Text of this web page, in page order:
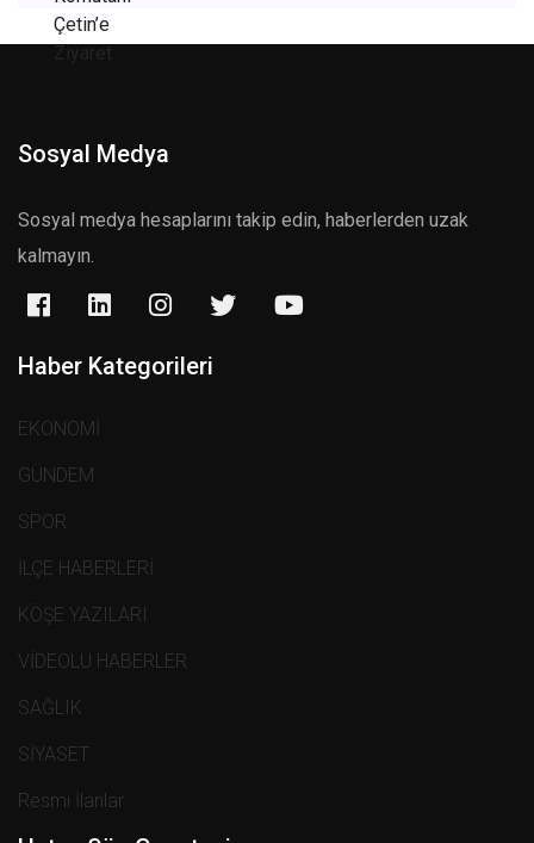
Sosyal Medya
Sosyal medya hesaplarını takip edin, haberlerden uzak
kalmayın.
Haber Kategorileri
EKONOMİ
GÜNDEM
SPOR
İLÇE HABERLERİ
KÖŞE YAZILARI
VİDEOLU HABERLER
SAĞLIK
SİYASET
Resmi İlanlar